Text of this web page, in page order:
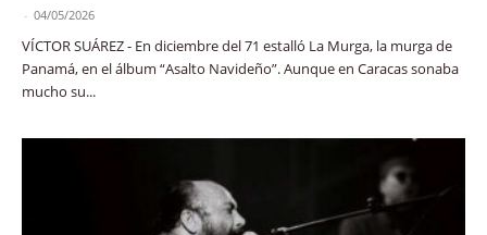
- 04/05/2026
VÍCTOR SUÁREZ - En diciembre del 71 estalló La Murga, la murga de
Panamá, en el álbum “Asalto Navideño”. Aunque en Caracas sonaba
mucho su...